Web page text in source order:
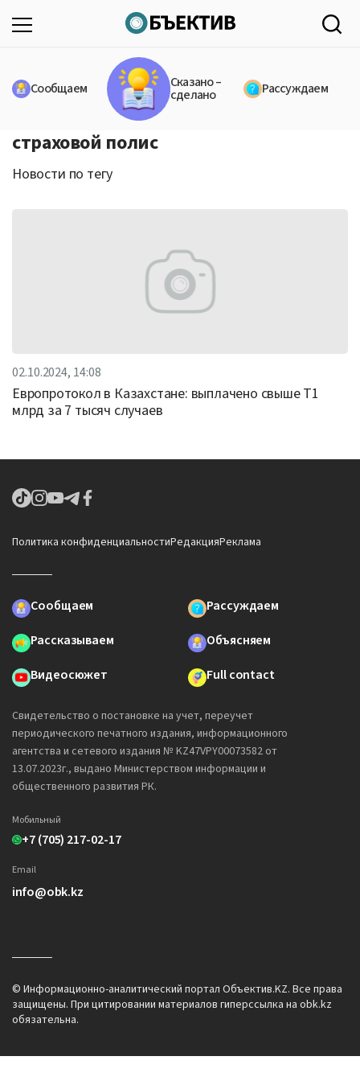
Сообщаем Сказано –
сделано Рассуждаем
страховой полис
Новости по тегу
02.10.2024, 14:08
Европротокол в Казахстане: выплачено свыше Т1
млрд за 7 тысяч случаев
Политика конфиденциальностиРедакцияРеклама
Сообщаем
Рассуждаем
Рассказываем
Объясняем
Видеосюжет
Full contact
Свидетельство о постановке на учет, переучет
периодического печатного издания, информационного
агентства и сетевого издания № KZ47VPY00073582 от
13.07.2023г., выдано Министерством информации и
общественного развития РК.
Мобильный
+7 (705) 217-02-17
Email
info@obk.kz
© Информационно-аналитический портал Объектив.KZ. Все права
защищены. При цитировании материалов гиперссылка на obk.kz
обязательна.